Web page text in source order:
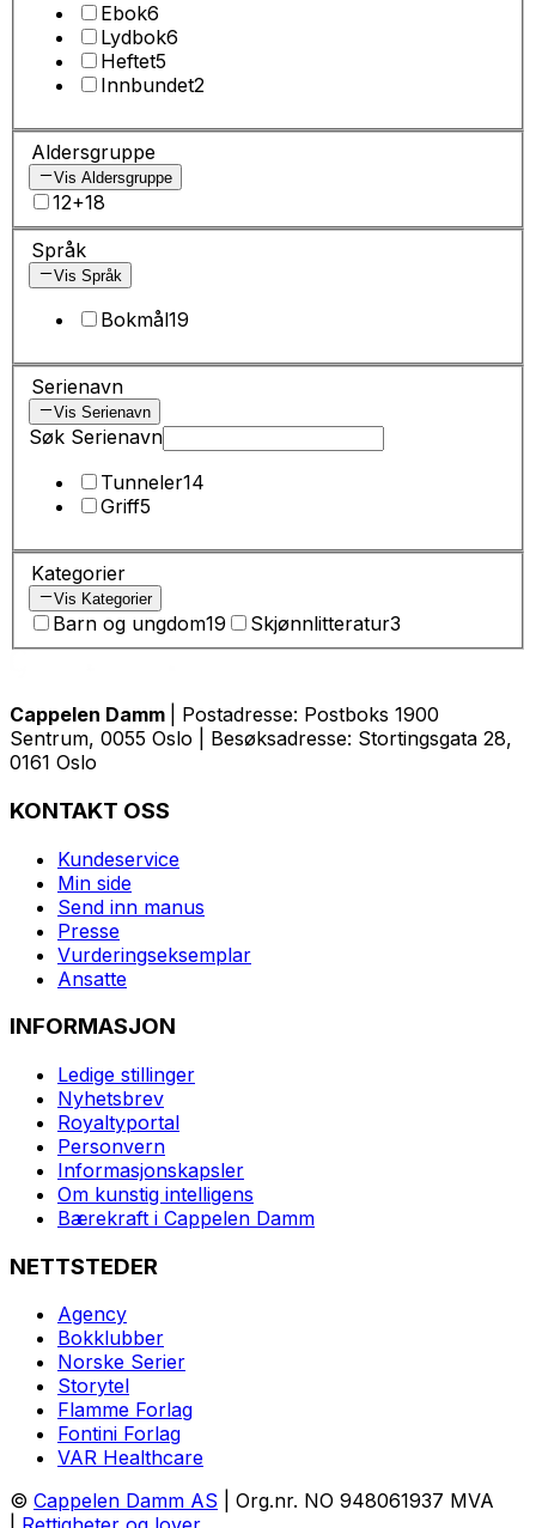
Ebok6
Lydbok6
Heftet5
Innbundet2
Aldersgruppe
Vis Aldersgruppe
12+18
Språk
Vis Språk
Bokmål19
Serienavn
Vis Serienavn
Søk Serienavn
Tunneler14
Griff5
Kategorier
Vis Kategorier
Barn og ungdom19 Skjønnlitteratur3
Cappelen Damm
| Postadresse: Postboks 1900
Sentrum, 0055 Oslo | Besøksadresse: Stortingsgata 28,
0161 Oslo
KONTAKT OSS
Kundeservice
Min side
Send inn manus
Presse
Vurderingseksemplar
Ansatte
INFORMASJON
Ledige stillinger
Nyhetsbrev
Royaltyportal
Personvern
Informasjonskapsler
Om kunstig intelligens
Bærekraft i Cappelen Damm
NETTSTEDER
Agency
Bokklubber
Norske Serier
Storytel
Flamme Forlag
Fontini Forlag
VAR Healthcare
© Cappelen Damm AS | Org.nr. NO 948061937 MVA